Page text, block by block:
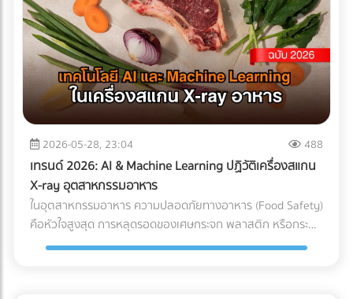
เครื่องจักรหนักติดหล่ม และเกิด Downtime หรือเวลาที่สูญเปล่า
ของโครงการที่ประเมินค่าไม่ได้ กล่าวคือ ปัญหาน้ำท่วมขังในพื้นที่
ลุ่มต่ำ ไม่ได้สร้างความเสียหายแค่ค่าซ่อมบำรุงเครื่องจักรเท่านั้น
แต่ทุกชั่วโมงที่รถขุดหรือรถเบคโฮต้องจอดนิ่งสนิท นั่นหมายถึง
ค่าแรงคนงานที่เสียเปล่า ค่าเช่าเครื่องจักรที่บานปลาย และความ
เสี่ยงที่จะโดนค่าปรับจากความล่าช้าในการส่งมอบโครงการ การ
ลงทุนวางระบบระบายน้ำที่ได้มาตรฐานตั้งแต่เนิ่นๆ จึงเป็นการซื้อ
ความเสี่ยงที่คุ้มค่าที่สุด กรณีศึกษาจำลอง: การวางระบบระบาย
น้ำพื้นที่ก่อสร้าง ในการแก้ปัญหาไซต์งานพื้นที่เสี่ยง บริษัทผู้รับ
เหมางานโยธาระบายน้ำ จะแบ่งการทำงานออกเป็น 2 เฟสหลัก:
เฟสที่ 1: การสำรวจและประเมินพื้นที่ (Site Assessment) ทีม
วิศวกรทำการสำรวจแผนที่ความสูง (Topographic Survey)
เพื่อหาจุดต่ำสุดของพื้นที่ และประเมินทิศทางการไหลของน้ำตาม
ธรรมชาติ เฟสที่ 2: การออกแบบและติดตั้งระบบระบายน้ำ
2026-05-28, 23:04 488
เทรนด์ 2026: AI & Machine Learning ปฏิวัติเครื่องสแกน
X-ray อุตสาหกรรมอาหาร
ในอุตสาหกรรมอาหาร ความปลอดภัยทางอาหาร (Food Safety)
คือหัวใจสูงสุด การหลุดรอดของเศษกระจก พลาสติก หรือกระดูก
ชิ้นเล็กๆ เพียงชิ้นเดียว อาจนำไปสู่การเรียกคืนสินค้า (Product